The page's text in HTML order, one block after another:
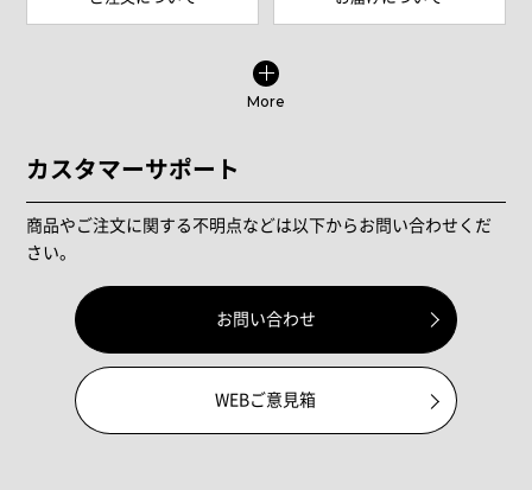
More
カスタマーサポート
商品やご注文に関する不明点などは以下からお問い合わせくだ
さい。
お問い合わせ
WEBご意見箱